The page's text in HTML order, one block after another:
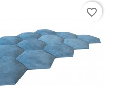
favorite_border